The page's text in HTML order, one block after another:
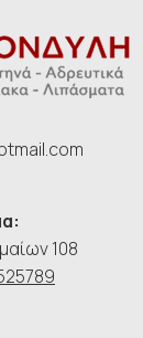
108